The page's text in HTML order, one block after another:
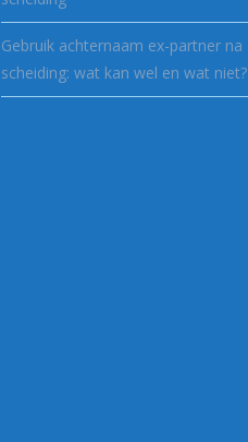
Gebruik achternaam ex-partner na
scheiding: wat kan wel en wat niet?